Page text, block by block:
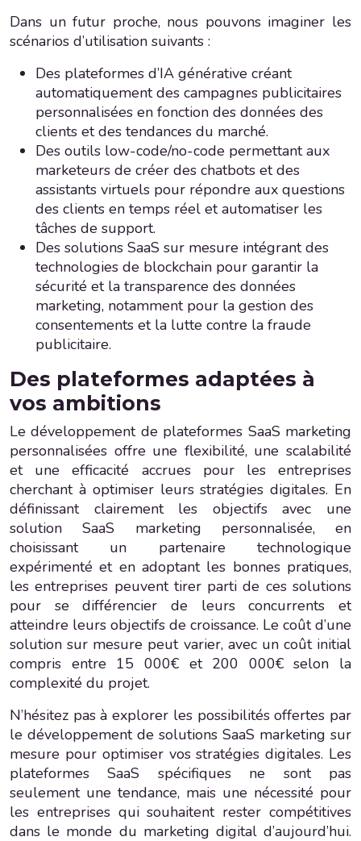
Dans un futur proche, nous pouvons imaginer les
scénarios d’utilisation suivants :
Des plateformes d’IA générative créant
automatiquement des campagnes publicitaires
personnalisées en fonction des données des
clients et des tendances du marché.
Des outils low-code/no-code permettant aux
marketeurs de créer des chatbots et des
assistants virtuels pour répondre aux questions
des clients en temps réel et automatiser les
tâches de support.
Des solutions SaaS sur mesure intégrant des
technologies de blockchain pour garantir la
sécurité et la transparence des données
marketing, notamment pour la gestion des
consentements et la lutte contre la fraude
publicitaire.
Des plateformes adaptées à
vos ambitions
Le développement de plateformes SaaS marketing
personnalisées offre une flexibilité, une scalabilité
et une efficacité accrues pour les entreprises
cherchant à optimiser leurs stratégies digitales. En
définissant clairement les objectifs avec une
solution SaaS marketing personnalisée, en
choisissant un partenaire technologique
expérimenté et en adoptant les bonnes pratiques,
les entreprises peuvent tirer parti de ces solutions
pour se différencier de leurs concurrents et
atteindre leurs objectifs de croissance. Le coût d’une
solution sur mesure peut varier, avec un coût initial
compris entre 15 000€ et 200 000€ selon la
complexité du projet.
N’hésitez pas à explorer les possibilités offertes par
le développement de solutions SaaS marketing sur
mesure pour optimiser vos stratégies digitales. Les
plateformes SaaS spécifiques ne sont pas
seulement une tendance, mais une nécessité pour
les entreprises qui souhaitent rester compétitives
dans le monde du marketing digital d’aujourd’hui.